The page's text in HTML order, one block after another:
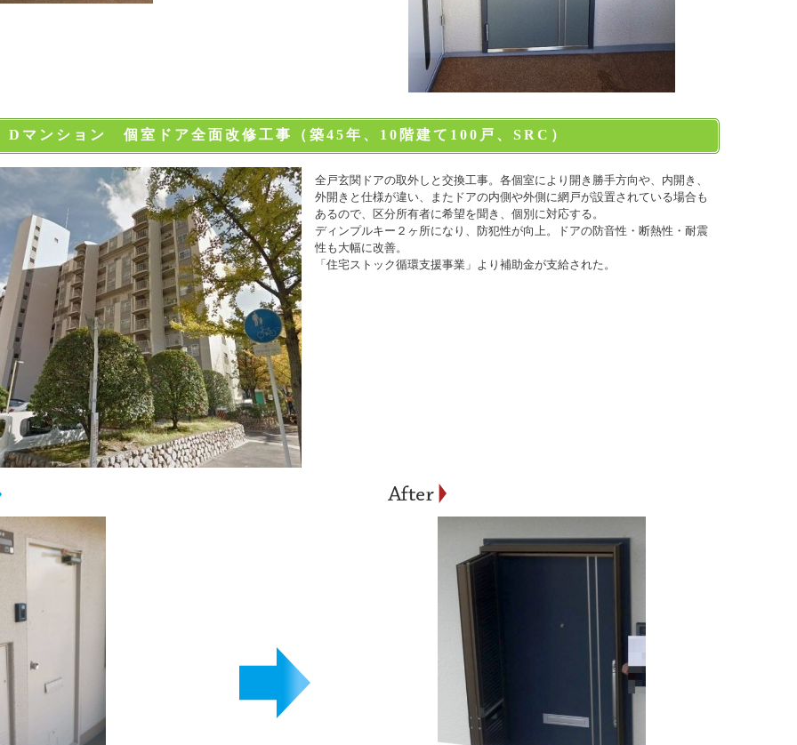
マンション 個室ドア全面改修工事（築45年、10階建て100戸、SRC）
全戸玄関ドアの取外しと交換工事。各個室により開き勝手方向や、内開き、
外開きと仕様が違い、またドアの内側や外側に網戸が設置されている場合も
あるので、区分所有者に希望を聞き、個別に対応する。
ディンプルキー２ ヶ所になり、防犯性が向上。ドアの防音性・断熱性・ 耐震
性も大幅に改善。
「住宅ストック循環支援事業」より補助金が支給された。